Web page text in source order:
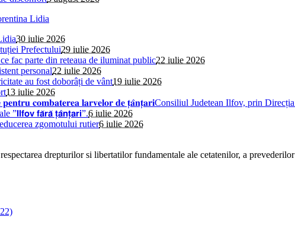
30 iulie 2026
Prefectului29 iulie 2026
fac parte din reteaua de iluminat public22 iulie 2026
personal22 iulie 2026
au fost doborâți de vânt19 iulie 2026
13 iulie 2026
𝐩𝐞𝐧𝐭𝐫𝐮 𝐜𝐨𝐦𝐛𝐚𝐭𝐞𝐫𝐞𝐚 𝐥𝐚𝐫𝐯𝐞𝐥𝐨𝐫 𝐝𝐞 𝐭̦𝐚̂𝐧𝐭̦𝐚𝐫𝐢Consiliul Judetean Ilfov, prin
𝗳𝗮̆𝗿𝗮̆ 𝘁̦𝗮̂𝗻𝘁̦𝗮𝗿𝗶”.6 iulie 2026
zgomotului rutier6 iulie 2026
drepturilor si libertatilor fundamentale ale cetatenilor, a